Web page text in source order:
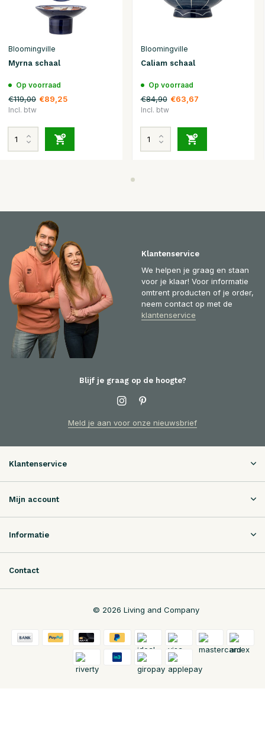
Bloomingville
Myrna schaal
Op voorraad
€119,00 €89,25
Incl. btw
Bloomingville
Caliam schaal
Op voorraad
€84,90 €63,67
Incl. btw
Klantenservice
We helpen je graag en staan
voor je klaar! Voor informatie
omtrent producten of je order,
neem contact op met de
klantenservice
Blijf je graag op de hoogte?
Meld je aan voor onze nieuwsbrief
Klantenservice
Mijn account
Informatie
Contact
© 2026 Living and Company